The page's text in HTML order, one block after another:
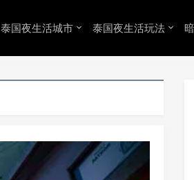
泰国夜生活城市 泰国夜生活玩法